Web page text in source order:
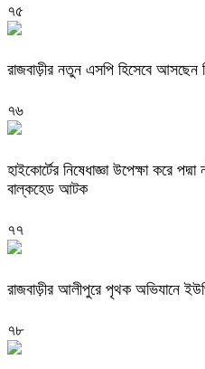
৭৫
রাজবাড়ীর নতুন এসপি হিসেবে
৭৬
হাইকোর্টের নিষেধাজ্ঞা উপেক্ষা করে
বাল্কহেড আটক
৭৭
রাজবাড়ীর আলীপুরে পৃথক অভিযানে
৭৮